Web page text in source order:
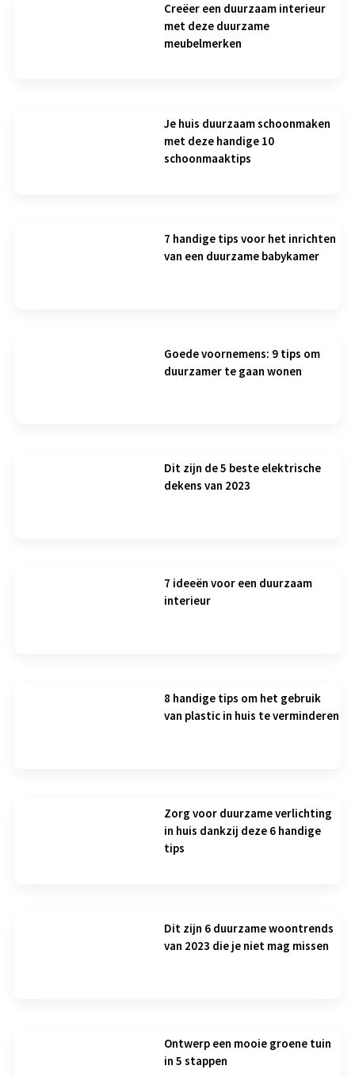
Creëer een duurzaam interieur
met deze duurzame
meubelmerken
Je huis duurzaam schoonmaken
met deze handige 10
schoonmaaktips
7 handige tips voor het inrichten
van een duurzame babykamer
Goede voornemens: 9 tips om
duurzamer te gaan wonen
Dit zijn de 5 beste elektrische
dekens van 2023
7 ideeën voor een duurzaam
interieur
8 handige tips om het gebruik
van plastic in huis te verminderen
Zorg voor duurzame verlichting
in huis dankzij deze 6 handige
tips
Dit zijn 6 duurzame woontrends
van 2023 die je niet mag missen
Ontwerp een mooie groene tuin
in 5 stappen